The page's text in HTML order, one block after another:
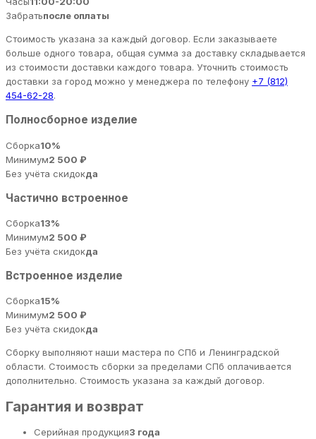
Забратьпосле оплаты
Стоимость указана за каждый договор. Если заказываете
больше одного товара, общая сумма за доставку складывается
из стоимости доставки каждого товара. Уточнить стоимость
доставки за город можно у менеджера по телефону +7 (812)
454-62-28.
Полносборное изделие
Сборка10%
Минимум2 500 ₽
Без учёта скидокда
Частично встроенное
Сборка13%
Минимум2 500 ₽
Без учёта скидокда
Встроенное изделие
Сборка15%
Минимум2 500 ₽
Без учёта скидокда
Сборку выполняют наши мастера по СПб и Ленинградской
области. Стоимость сборки за пределами СПб оплачивается
дополнительно. Стоимость указана за каждый договор.
Гарантия и возврат
Серийная продукция3 года